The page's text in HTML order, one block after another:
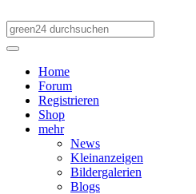
Home
Forum
Registrieren
Shop
mehr
News
Kleinanzeigen
Bildergalerien
Blogs